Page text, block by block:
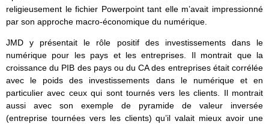
religieusement le fichier Powerpoint tant elle m’avait impressionné
par son approche macro-économique du numérique.
JMD y présentait le rôle positif des investissements dans le
numérique pour les pays et les entreprises. Il montrait que la
croissance du PIB des pays ou du CA des entreprises était corrélée
avec le poids des investissements dans le numérique et en
particulier avec ceux qui sont tournés vers les clients. Il montrait
aussi avec son exemple de pyramide de valeur inversée
(entreprise tournées vers les clients) qu’il valait mieux avoir une